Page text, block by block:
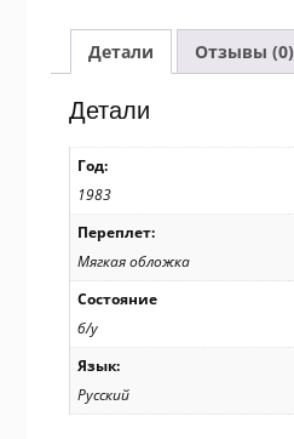
Мирошниченко
/p111Детали Отзывы (0)
Детали
Год:
1983
Переплет:
Мягкая обложка
Состояние
б/у
Язык:
Русский